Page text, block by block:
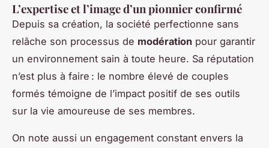
L’expertise et l’image d’un pionnier confirmé
Depuis sa création, la société perfectionne sans
relâche son processus de modération pour garantir
un environnement sain à toute heure. Sa réputation
n’est plus à faire : le nombre élevé de couples
formés témoigne de l’impact positif de ses outils
sur la vie amoureuse de ses membres.
On note aussi un engagement constant envers la